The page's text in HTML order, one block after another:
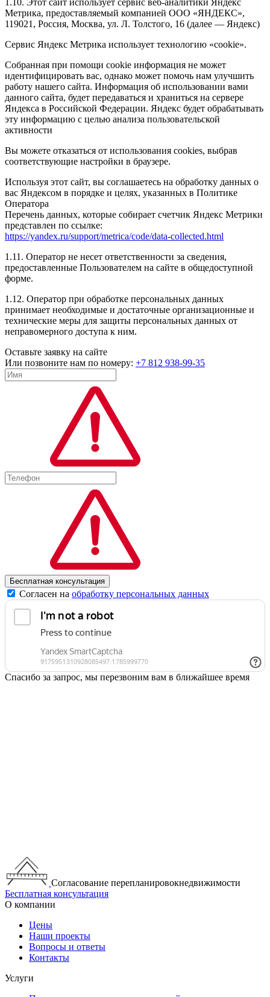
Метрика, предоставляемый компанией ООО «ЯНДЕКС»,
119021, Россия, Москва, ул. Л. Толстого, 16 (далее — Яндекс)
Сервис Яндекс Метрика использует технологию «cookie».
Собранная при помощи cookie информация не может
идентифицировать вас, однако может помочь нам улучшить
работу нашего сайта. Информация об использовании вами
данного сайта, будет передаваться и храниться на сервере
Яндекса в Российской Федерации. Яндекс будет обрабатывать
эту информацию с целью анализа пользовательской
активности
Вы можете отказаться от использования cookies, выбрав
соответствующие настройки в браузере.
Используя этот сайт, вы соглашаетесь на обработку данных о
вас Яндексом в порядке и целях, указанных в Политике
Оператора
Перечень данных, которые собирает счетчик Яндекс Метрики
представлен по ссылке:
https://yandex.ru/support/metrica/code/data-collected.html
1.11. Оператор не несет ответственности за сведения,
предоставленные Пользователем на сайте в общедоступной
форме.
1.12. Оператор при обработке персональных данных
принимает необходимые и достаточные организационные и
технические меры для защиты персональных данных от
неправомерного доступа к ним.
Оставьте заявку на сайте
Или позвоните нам по номеру: +7 812 938-99-35
Согласен на обработку персональных данных
Спасибо за запрос, мы перезвоним вам в ближайшее время
Согласование перепланировокнедвижимости
Бесплатная консультация
О компании
Цены
Наши проекты
Вопросы и ответы
Контакты
Услуги